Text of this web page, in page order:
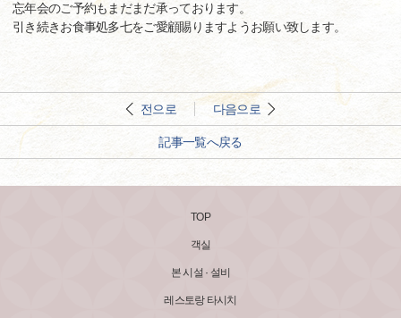
忘年会のご予約もまだまだ承っております。
引き続きお食事処多七をご愛顧賜りますようお願い致します。
전으로 다음으로
記事一覧へ戻る
TOP
객실
본 시설 · 설비
레스토랑 타시치